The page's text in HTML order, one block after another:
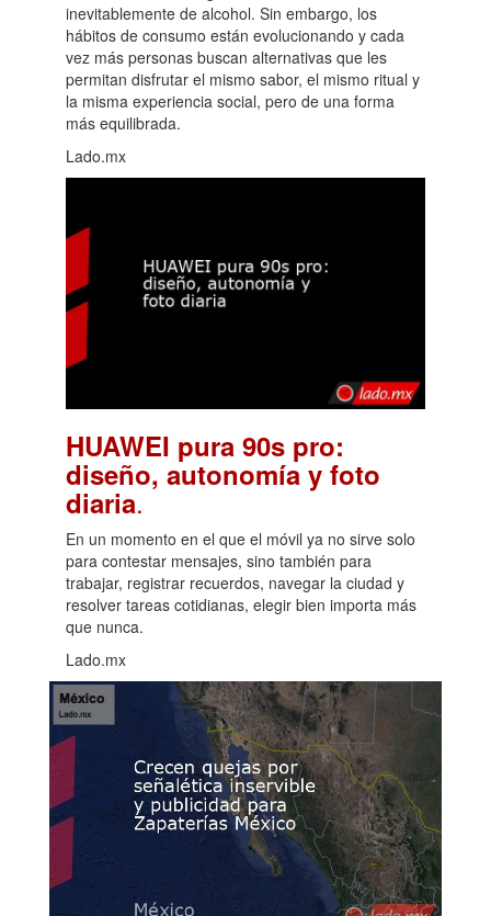
inevitablemente de alcohol. Sin embargo, los
hábitos de consumo están evolucionando y cada
vez más personas buscan alternativas que les
permitan disfrutar el mismo sabor, el mismo ritual y
la misma experiencia social, pero de una forma
más equilibrada.
Lado.mx
HUAWEI pura 90s pro:
diseño, autonomía y foto
diaria.
En un momento en el que el móvil ya no sirve solo
para contestar mensajes, sino también para
trabajar, registrar recuerdos, navegar la ciudad y
resolver tareas cotidianas, elegir bien importa más
que nunca.
Lado.mx